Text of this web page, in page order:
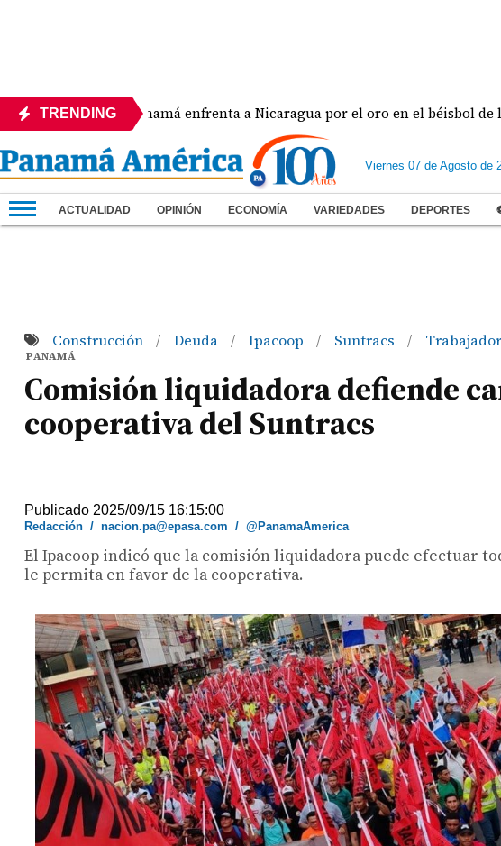
TRENDINGPanamá enfrenta a Nicaragua por el oro en el béisbol de los
Viernes 07 de Agosto de
ACTUALIDAD OPINIÓN ECONOMÍA VARIEDADES DEPORTES
Construcción / Deuda / Ipacoop / Suntracs /
PANAMÁ
Comisión liquidadora defiende
cooperativa del Suntracs
Publicado 2025/09/15 16:15:00
Redacción /nacion.pa@epasa.com /@PanamaAmerica
El Ipacoop indicó que la comisión liquidadora puede efectuar
le permita en favor de la cooperativa.